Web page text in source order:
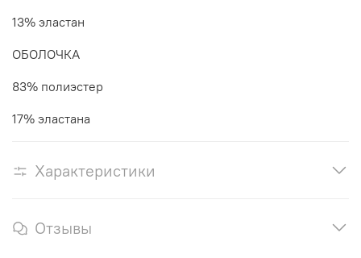
13% эластан
ОБОЛОЧКА
83% полиэстер
17% эластана
Характеристики
Отзывы